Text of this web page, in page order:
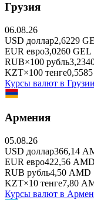
Грузия
06.08.26
USD доллар2,6229
EUR евро3,0260 GEL
RUB×100 рубль
KZT×100 тенге0,5585
Курсы валют в Грузии
Армения
05.08.26
USD доллар366,14
EUR евро422,56 AMD
RUB рубль4,50 AMD
KZT×10 тенге7,80
Курсы валют в